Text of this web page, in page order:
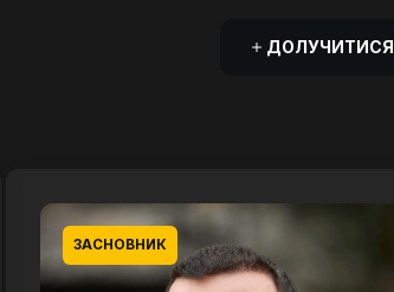
ДОЛУЧИТИСЯ
ЗАСНОВНИК